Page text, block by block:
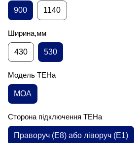
900 1140
Ширина,мм
430 530
Модель ТЕНа
MOA
Сторона підключення ТЕНа
Праворуч (E8) або ліворуч (E1)